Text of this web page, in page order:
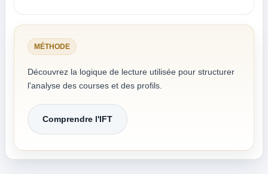
MÉTHODE
Découvrez la logique de lecture utilisée pour structurer
l'analyse des courses et des profils.
Comprendre l'IFT